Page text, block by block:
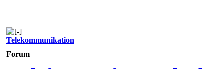
Telekommunikation
Forum